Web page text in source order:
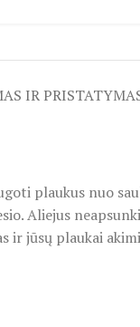
IR
plaukus nuo
Aliejus
ir jūsų plaukai